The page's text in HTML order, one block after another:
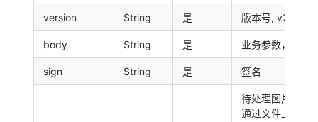
version String 是 版本号, v2
body String 是 业务参数，
sign String 是 签名
待处理图片，
通过文件上传的